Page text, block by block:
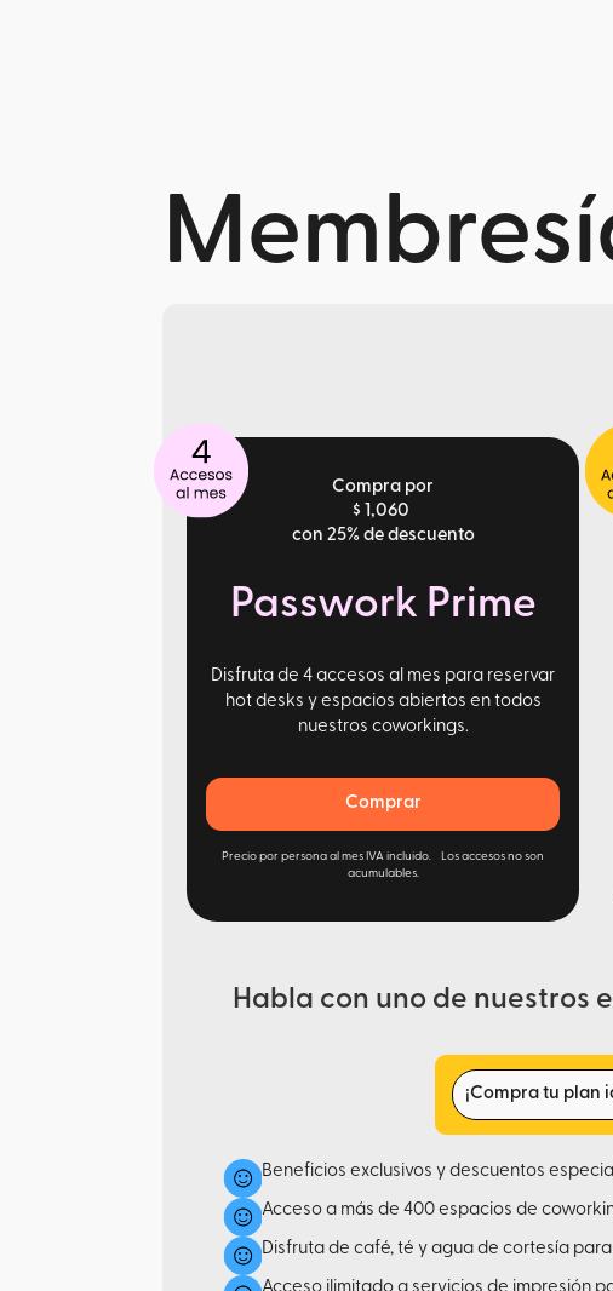
Compra por
$ 1,060
con 25% de descuento
Passwork Prime
Disfruta de 4 accesos al mes para reservar
hot desks y espacios abiertos en todos
nuestros coworkings.
Comprar
Precio por persona al mes IVA incluido. Los accesos no son
acumulables.
Habla con uno de nuestros
¡Compra tu plan
Beneficios exclusivos y descuentos
Acceso a más de 400 espacios de
Disfruta de café, té y agua de cortesía